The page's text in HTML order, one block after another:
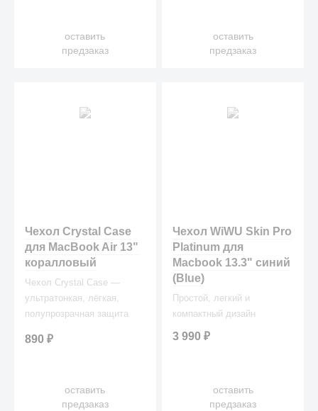
оставить
предзаказ
оставить
предзаказ
Чехол Crystal Case
для MacBook Air 13"
коралловый
Чехол Crystal Case —
ультратонкая, лёгкая,
полупрозрачная защита
лэптопа.
890₽
оставить
предзаказ
Чехол WiWU Skin Pro
Platinum для
Macbook 13.3" синий
(Blue)
Простой, легкий и
компактный дизайн
3 990₽
оставить
предзаказ